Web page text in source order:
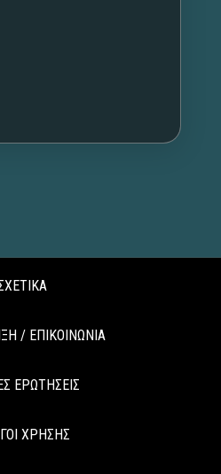
/ ΕΠΙΚΟΙΝΩΝΙΑ
ΕΡΩΤΗΣΕΙΣ
ΧΡΗΣΗΣ